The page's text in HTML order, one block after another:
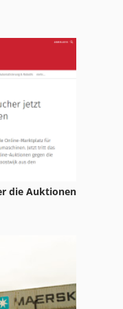
die Auktionen